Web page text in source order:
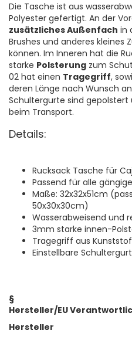
Die Tasche ist aus
Polyester gefertigt. An der
zusätzliches Außenfach in
Brushes und anderes kleines
können. Im Inneren hat die
starke Polsterung zum
02 hat einen Tragegriff,
deren Länge nach Wunsch
Schultergurte sind
beim Transport.
Details:
Rucksack Tasche für
Passend für alle
Maße: 32x32x51cm
50x30x30cm)
Wasserabweisend und
3mm starke innen-
Tragegriff aus
Einstellbare
§
Hersteller/EU
Hersteller